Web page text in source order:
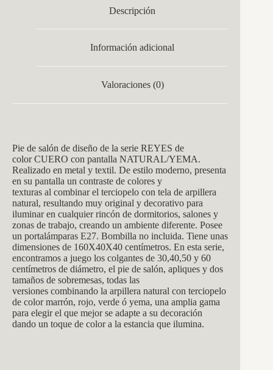
Descripción
Información adicional
Valoraciones (0)
Pie de salón de diseño de la serie REYES de
color CUERO con pantalla NATURAL/YEMA.
Realizado en metal y textil. De estilo moderno, presenta
en su pantalla un contraste de colores y
texturas al combinar el terciopelo con tela de arpillera
natural, resultando muy original y decorativo para
iluminar en cualquier rincón de dormitorios, salones y
zonas de trabajo, creando un ambiente diferente. Posee
un portalámparas E27. Bombilla no incluida. Tiene unas
dimensiones de 160X40X40 centímetros. En esta serie,
encontramos a juego los colgantes de 30,40,50 y 60
centímetros de diámetro, el pie de salón, apliques y dos
tamaños de sobremesas, todas las
versiones combinando la arpillera natural con terciopelo
de color marrón, rojo, verde ó yema, una amplia gama
para elegir el que mejor se adapte a su decoración
dando un toque de color a la estancia que ilumina.